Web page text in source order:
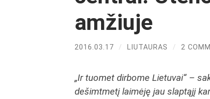
amžiuje
2016.03.17 / LIUTAURAS / 2
„Ir tuomet dirbome Lietuvai“ –
dešimtmetį laimėję jau slaptąjį